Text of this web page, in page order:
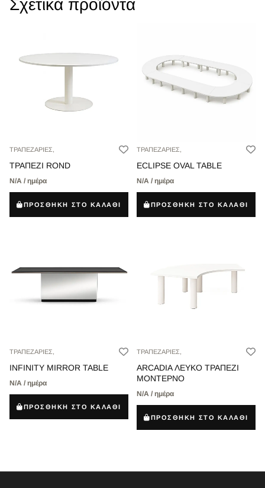
Σχετικά προϊόντα
ΤΡΑΠΕΖΑΡΙΕΣ,
ΤΡΑΠΕΖΙ ROND
Ν/Α / ημέρα
ΠΡΟΣΘΗΚΗ ΣΤΟ ΚΑΛΑΘΙ
ΤΡΑΠΕΖΑΡΙΕΣ,
ECLIPSE OVAL TABLE
Ν/Α / ημέρα
ΠΡΟΣΘΗΚΗ ΣΤΟ ΚΑΛΑΘΙ
ΤΡΑΠΕΖΑΡΙΕΣ,
INFINITY MIRROR TABLE
Ν/Α / ημέρα
ΠΡΟΣΘΗΚΗ ΣΤΟ ΚΑΛΑΘΙ
ΤΡΑΠΕΖΑΡΙΕΣ,
ARCADIA ΛΕΥΚΟ ΤΡΑΠΕΖΙ
ΜΟΝΤΕΡΝΟ
Ν/Α / ημέρα
ΠΡΟΣΘΗΚΗ ΣΤΟ ΚΑΛΑΘΙ